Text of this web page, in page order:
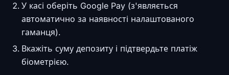
У касі оберіть Google Pay (з'являється
автоматично за наявності налаштованого
гаманця).
Вкажіть суму депозиту і підтвердьте платіж
біометрією.